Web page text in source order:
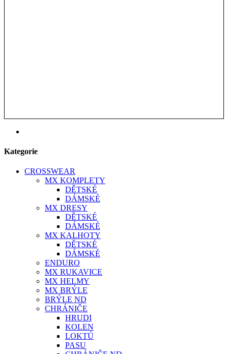
Kategorie
CROSSWEAR
MX KOMPLETY
DĚTSKÉ
DÁMSKÉ
MX DRESY
DĚTSKÉ
DÁMSKÉ
MX KALHOTY
DĚTSKÉ
DÁMSKÉ
ENDURO
MX RUKAVICE
MX HELMY
MX BRÝLE
BRÝLE ND
CHRÁNIČE
HRUDI
KOLEN
LOKTŮ
PASU